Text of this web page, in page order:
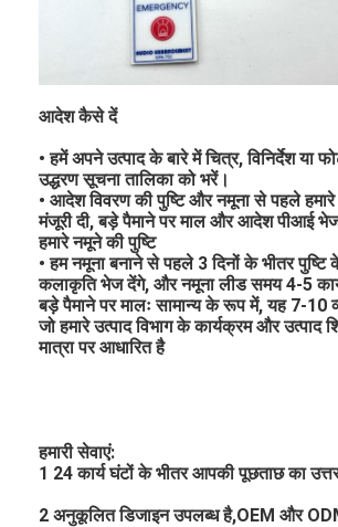
आदेश कैसे दें
• हमें अपने उत्पाद के बारे में चित्र, विनिर्देश या
उद्धरण सूचना तालिका को भरें।
• आदेश विवरण की पुष्टि और नमूना से पहले
मंजूरी दी, बड़े पैमाने पर माल और आदेश पीआई
हमारे नमूने की पुष्टि
• हम नमूना बनाने से पहले 3 दिनों के भीतर पुष्टि
कलाकृति भेज देंगे, और नमूना लीड समय 4-5
बड़े पैमाने पर मालः सामान्य के रूप में, यह 7-10
जो हमारे उत्पाद विभाग के कार्यक्रम और
मात्रा पर आधारित है
हमारी सेवाएं:
1 24 कार्य घंटों के भीतर आपकी पूछताछ का
2 अनुकूलित डिजाइन उपलब्ध है,OEM और